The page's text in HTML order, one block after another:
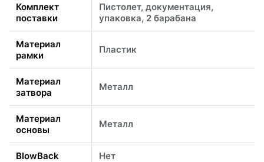
Комплект
поставки
Пистолет, документация,
упаковка, 2 барабана
Материал
рамки
Пластик
Материал
затвора
Металл
Материал
основы
Металл
BlowBack Нет